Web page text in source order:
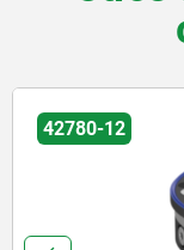
01857-20